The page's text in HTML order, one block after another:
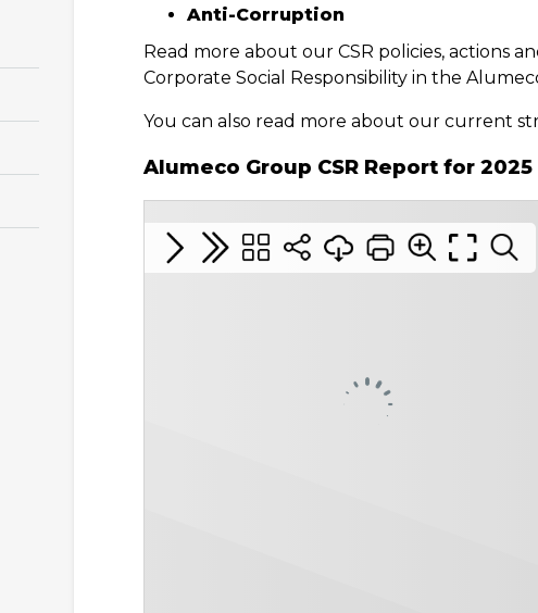
Anti-Corruption
Read more about our CSR policies,
Corporate Social Responsibility in the
You can also read more about our current
Alumeco Group CSR Report for 2025